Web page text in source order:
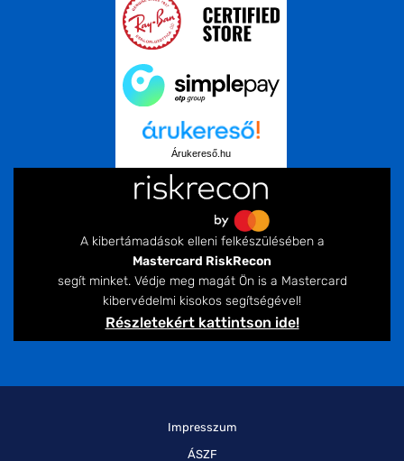
Árukereső.hu
A kibertámadások elleni felkészülésében a
Mastercard RiskRecon
segít minket. Védje meg magát Ön is a Mastercard
kibervédelmi kisokos segítségével!
Részletekért kattintson ide!
Impresszum
ÁSZF